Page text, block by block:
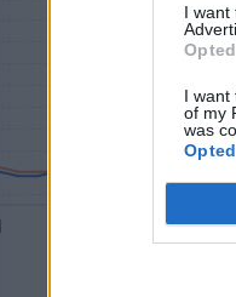
I want
I want
of my
was